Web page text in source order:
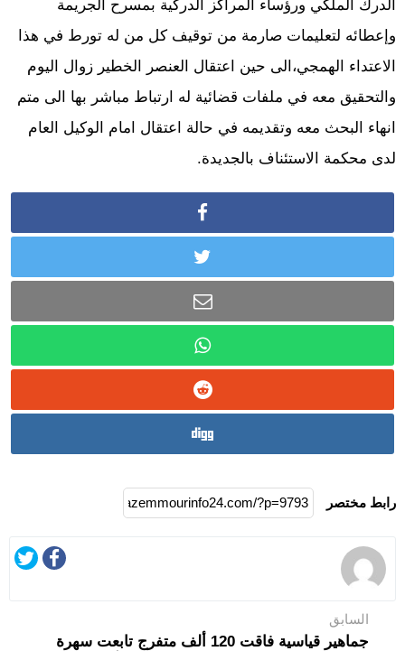
الدرك الملكي ورؤساء المراكز الدركية بمسرح الجريمة
وإعطائه لتعليمات صارمة من توقيف كل من له تورط في هذا
الاعتداء الهمجي،الى حين اعتقال العنصر الخطير زوال اليوم
والتحقيق معه في ملفات قضائية له ارتباط مباشر بها الى متم
انهاء البحث معه وتقديمه في حالة اعتقال امام الوكيل العام
لدى محكمة الاستئناف بالجديدة.
رابط مختصر
السابق
جماهير قياسية فاقت 120 ألف متفرج تابعت سهرة